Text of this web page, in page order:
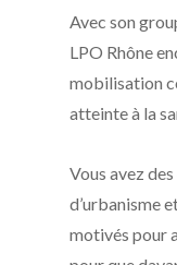
Avec son
LPO Rhône
mobilisation
atteinte à la
Vous avez
d’urbanisme
motivés pour